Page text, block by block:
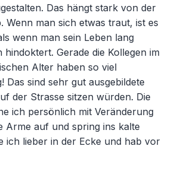
Das hängt stark von der
Wenn man sich etwas traut, ist es
wenn man sein Leben lang
Gerade die Kollegen im
Alter haben so viel
Das sind sehr gut ausgebildete
der Strasse sitzen würden. Die
ich persönlich mit Veränderung
Arme auf und spring ins kalte
ich lieber in der Ecke und hab vor